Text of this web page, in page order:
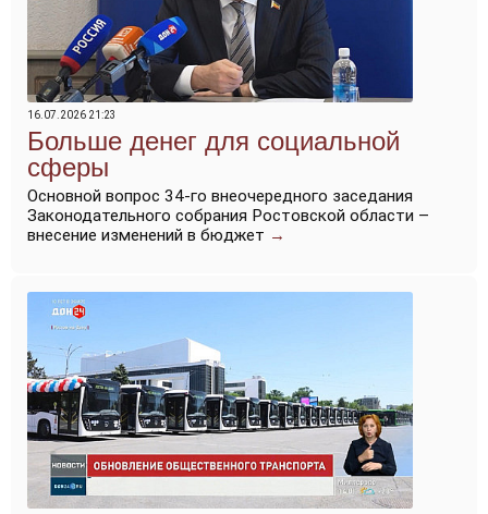
16.07.2026 21:23
Больше денег для социальной
сферы
Основной вопрос 34-го внеочередного заседания
Законодательного собрания Ростовской области –
внесение изменений в бюджет →